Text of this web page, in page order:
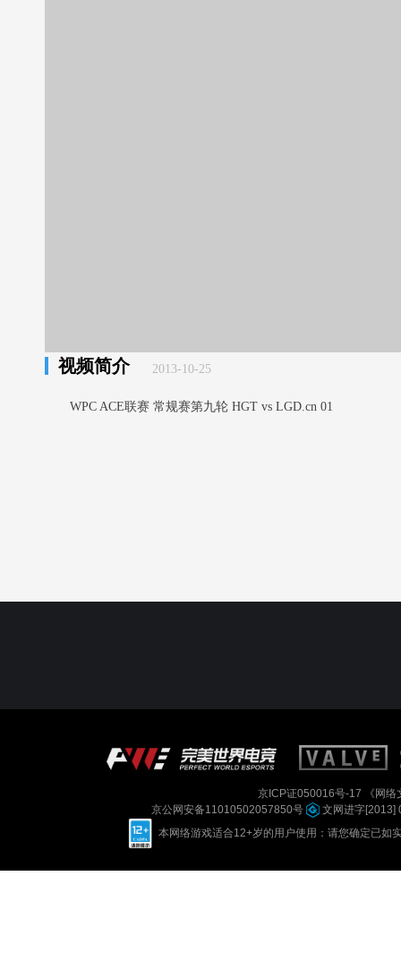
视频简介 2013-10-25
WPC ACE联赛 常规赛第九轮 HGT vs LGD.cn 01
京ICP证050016号-17
《网
京公网安备11010502057850号
文网进字[2013]
本网络游戏适合12+岁的用户使用：请您确定已如